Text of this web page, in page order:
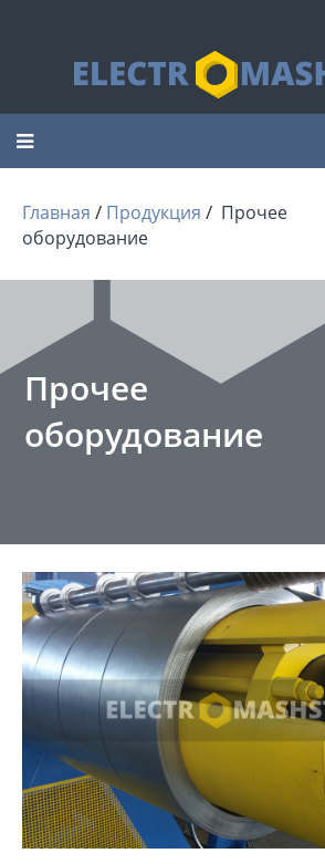
navigation
Главная / Продукция / Прочее
оборудование
Прочее
оборудование